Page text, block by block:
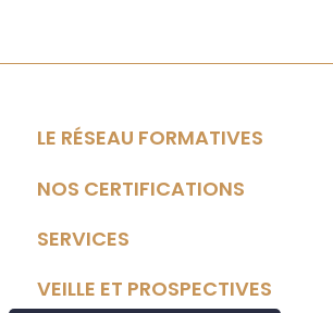
LE RÉSEAU FORMATIVES
NOS CERTIFICATIONS
SERVICES
VEILLE ET PROSPECTIVES